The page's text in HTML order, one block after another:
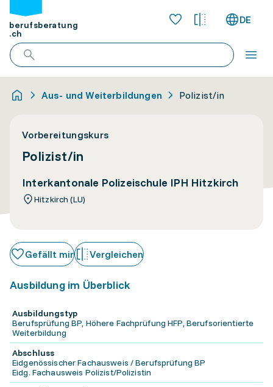
berufsberatung
.ch
DE
Aus- und Weiterbildungen Polizist/in
Vorbereitungskurs
Polizist/in
Interkantonale Polizeischule IPH Hitzkirch
Hitzkirch (LU)
Gefällt mir Vergleichen
Ausbildung im Überblick
Ausbildungstyp
Berufsprüfung BP, Höhere Fachprüfung HFP, Berufsorientierte
Weiterbildung
Abschluss
Eidgenössischer Fachausweis / Berufsprüfung BP
Eidg. Fachausweis Polizist/Polizistin